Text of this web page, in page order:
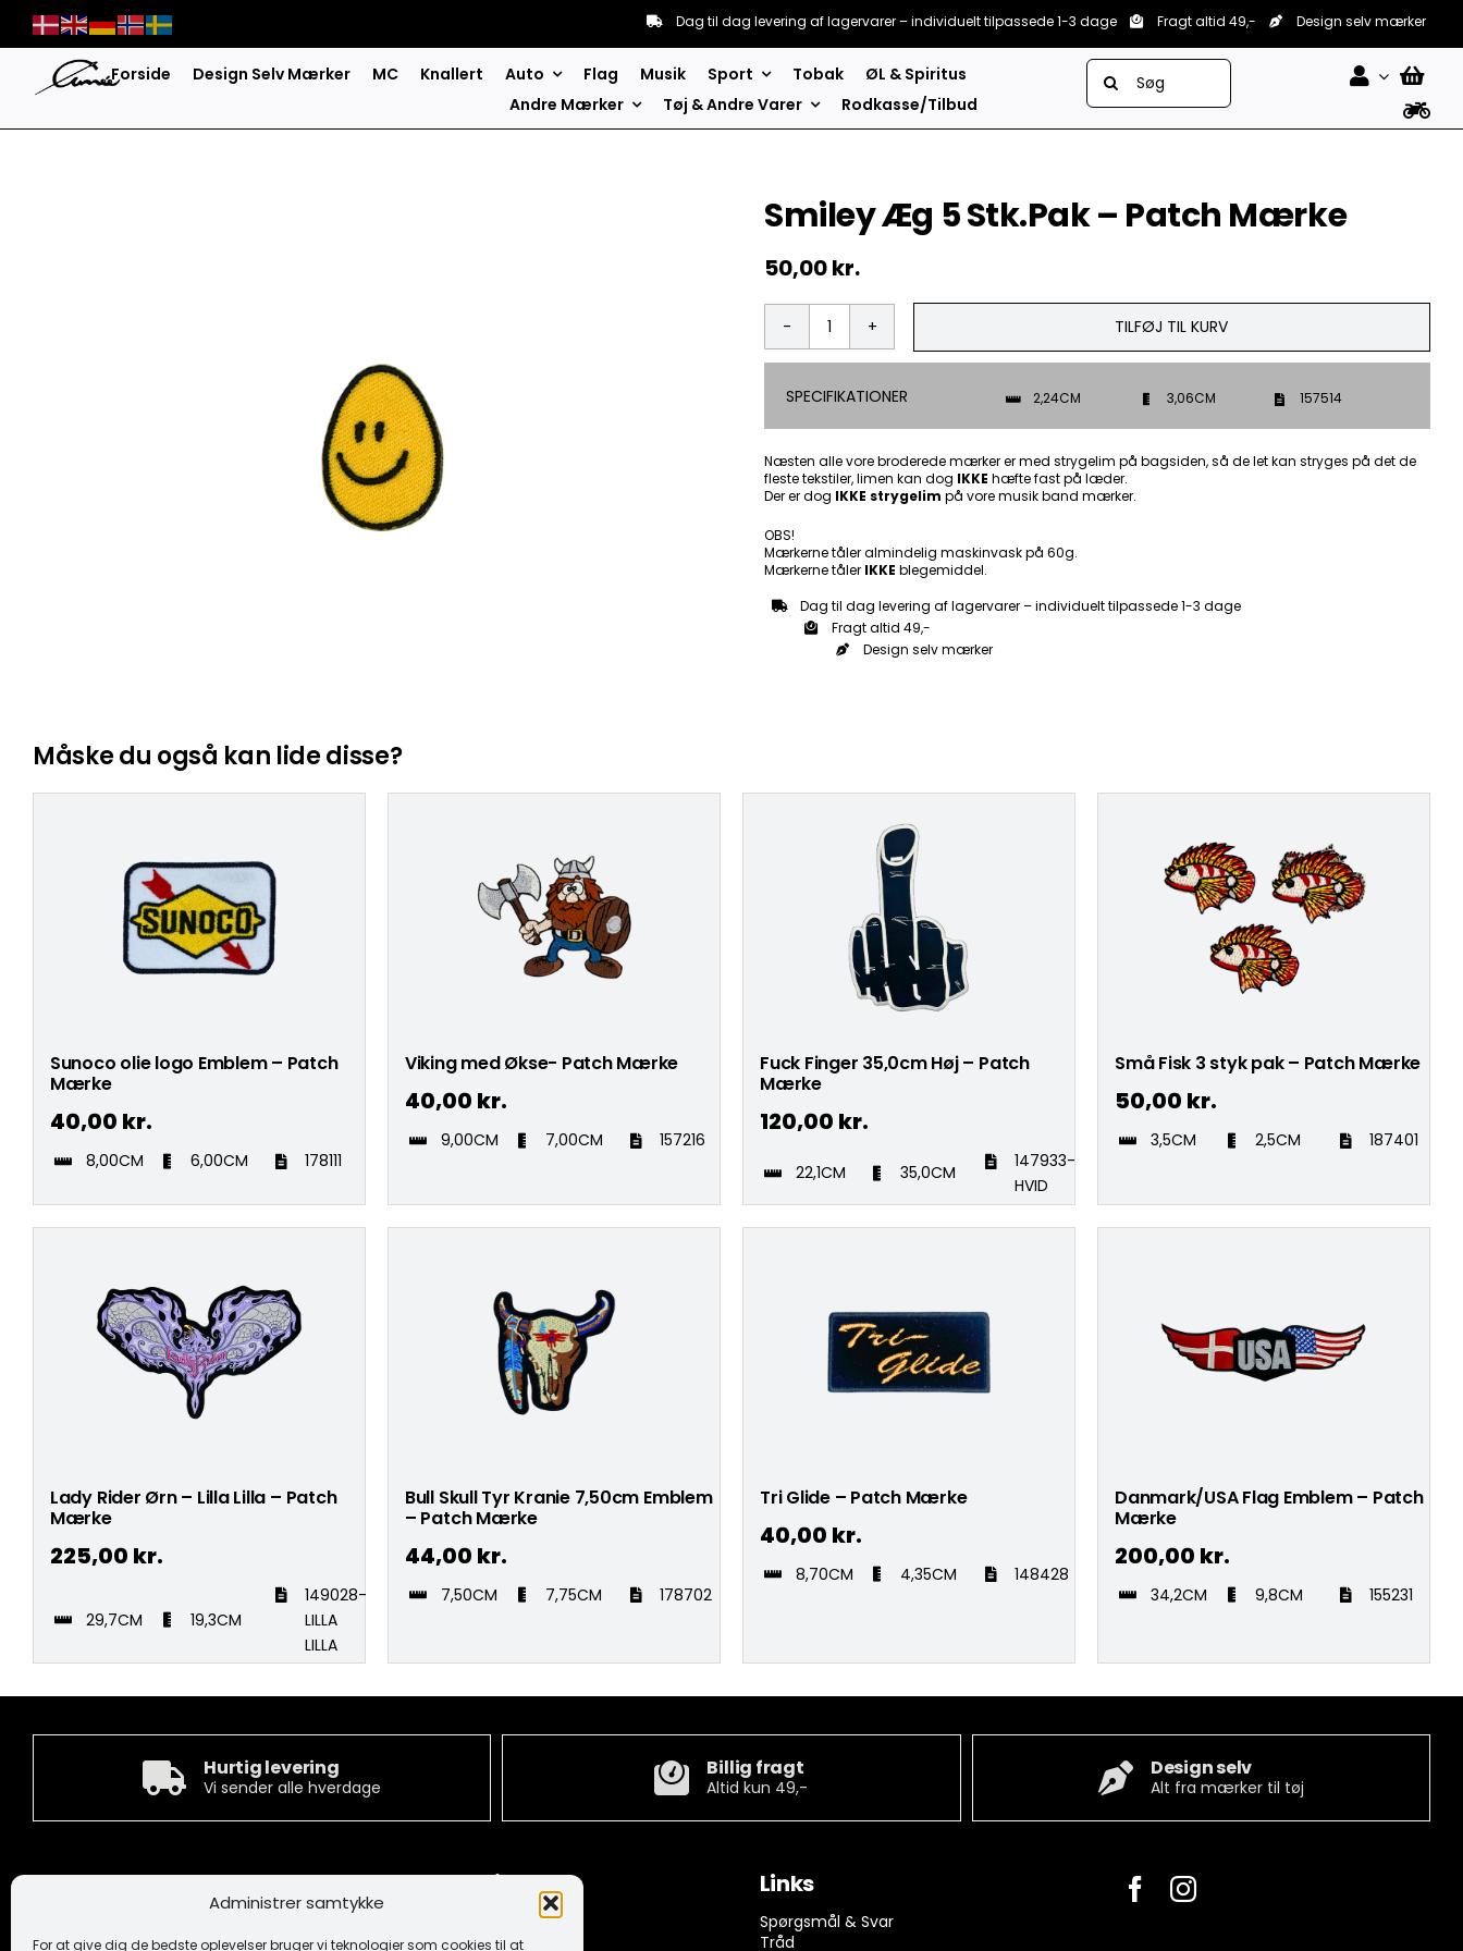
Administrer samtykke
For at give dig de bedste oplevelser bruger vi teknologier som cookies til at
content
Dag til dag levering af lagervarer – individuelt tilpassede 1-3 dage Fragt altid 49,- Design selv mærker
Forside Design Selv Mærker MC Knallert Auto Flag Musik Sport Tobak
ØL & Spiritus
Andre Mærker
Tøj & Andre Varer Rodkasse/Tilbud
Søg
efter:
Smiley Æg 5 Stk.Pak – Patch Mærke
50,00kr.
Smiley
Æg
Stk.Pak
Mærke
antal
TILFØJ TIL KURV
SPECIFIKATIONER 2,24CM 3,06CM 157514
Næsten alle vore broderede mærker er med strygelim på bagsiden, så de let kan stryges på det de
fleste tekstiler, limen kan dog IKKE hæfte fast på læder.
Der er dog IKKE strygelim på vore musik band mærker.
OBS!
Mærkerne tåler almindelig maskinvask på 60g.
Mærkerne tåler IKKE blegemiddel.
Dag til dag levering af lagervarer – individuelt tilpassede 1-3 dage
Fragt altid 49,-
Design selv mærker
Måske du også kan lide disse?
Sunoco olie logo Emblem – Patch
Mærke
40,00 kr.
8,00CM 6,00CM 178111
Viking med Økse- Patch Mærke
40,00 kr.
9,00CM 7,00CM 157216
Fuck Finger 35,0cm Høj – Patch
Mærke
120,00 kr.
22,1CM 35,0CM
147933-
HVID
Små Fisk 3 styk pak – Patch Mærke
50,00 kr.
3,5CM 2,5CM 187401
Lady Rider Ørn – Lilla Lilla – Patch
Mærke
225,00 kr.
29,7CM 19,3CM
149028-
LILLA
LILLA
Bull Skull Tyr Kranie 7,50cm Emblem
– Patch Mærke
44,00 kr.
7,50CM 7,75CM 178702
Tri Glide – Patch Mærke
40,00 kr.
8,70CM 4,35CM 148428
Danmark/USA Flag Emblem – Patch
Mærke
200,00 kr.
34,2CM 9,8CM 155231
Hurtig levering
Vi sender alle hverdage
Billig fragt
Altid kun 49,-
Design selv
Alt fra mærker til tøj
Kontakt
Løhdesvej 6
Information
Handelsbetingelser
Ansvarsfraskrivelse
Links
Spørgsmål & Svar
Tråd